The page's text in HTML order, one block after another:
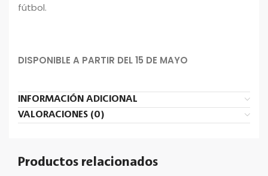
fútbol.
DISPONIBLE A PARTIR DEL 15 DE MAYO
INFORMACIÓN ADICIONAL
VALORACIONES (0)
Productos relacionados